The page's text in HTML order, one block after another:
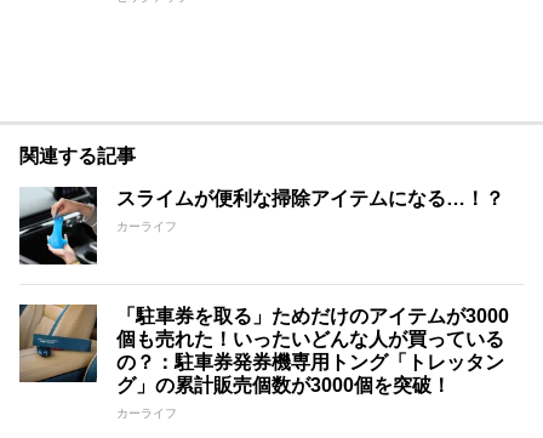
関連する記事
スライムが便利な掃除アイテムになる…！？
カーライフ
「駐車券を取る」ためだけのアイテムが3000
個も売れた！いったいどんな人が買っている
の？：駐車券発券機専用トング「トレッタン
グ」の累計販売個数が3000個を突破！
カーライフ